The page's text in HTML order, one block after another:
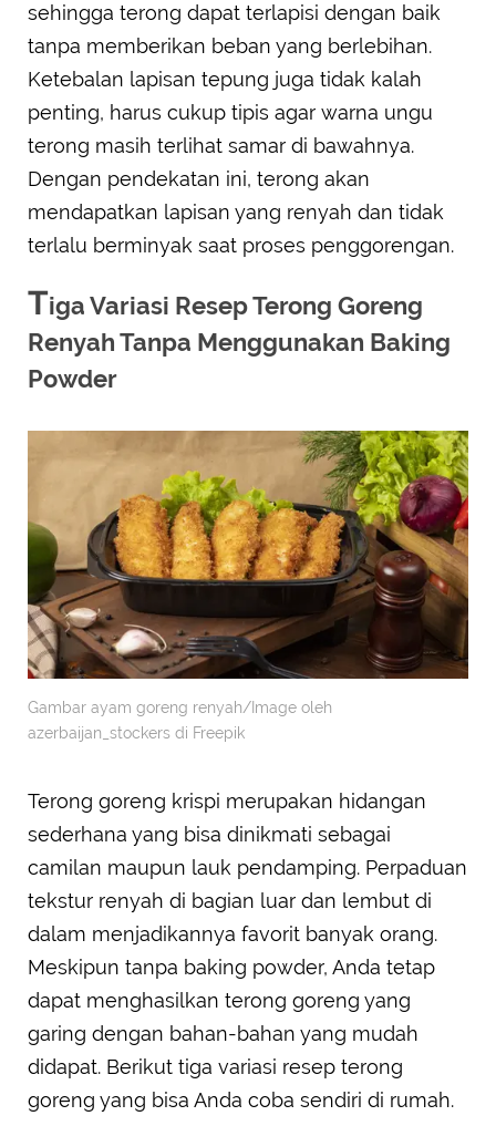
sehingga terong dapat terlapisi dengan baik
tanpa memberikan beban yang berlebihan.
Ketebalan lapisan tepung juga tidak kalah
penting, harus cukup tipis agar warna ungu
terong masih terlihat samar di bawahnya.
Dengan pendekatan ini, terong akan
mendapatkan lapisan yang renyah dan tidak
terlalu berminyak saat proses penggorengan.
Tiga Variasi Resep Terong Goreng
Renyah Tanpa Menggunakan Baking
Powder
Gambar ayam goreng renyah/Image oleh
azerbaijan_stockers di Freepik
Terong goreng krispi merupakan hidangan
sederhana yang bisa dinikmati sebagai
camilan maupun lauk pendamping. Perpaduan
tekstur renyah di bagian luar dan lembut di
dalam menjadikannya favorit banyak orang.
Meskipun tanpa baking powder, Anda tetap
dapat menghasilkan terong goreng yang
garing dengan bahan-bahan yang mudah
didapat. Berikut tiga variasi resep terong
goreng yang bisa Anda coba sendiri di rumah.